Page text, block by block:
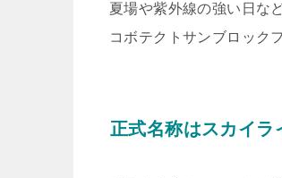
夏場や紫外線の強い日な
コボテクトサンブロック
正式名称はスカイラ